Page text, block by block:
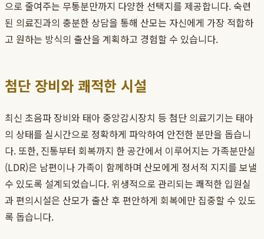
으로 줄여주는 무통분만까지 다양한 선택지를 제공합니다. 숙련
된 의료진과의 충분한 상담을 통해 산모는 자신에게 가장 적합하
고 원하는 방식의 출산을 계획하고 경험할 수 있습니다.
첨단 장비와 쾌적한 시설
최신 초음파 장비와 태아 중앙감시장치 등 첨단 의료기기는 태아
의 상태를 실시간으로 정확하게 파악하여 안전한 분만을 돕습니
다. 또한, 진통부터 회복까지 한 공간에서 이루어지는 가족분만실
(LDR)은 남편이나 가족이 함께하며 산모에게 정서적 지지를 보낼
수 있도록 설계되었습니다. 위생적으로 관리되는 쾌적한 입원실
과 편의시설은 산모가 출산 후 편안하게 회복에만 집중할 수 있도
록 돕습니다.